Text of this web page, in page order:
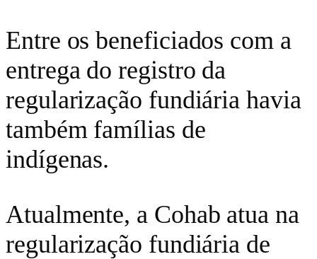
Entre os beneficiados com a
entrega do registro da
regularização fundiária havia
também famílias de
indígenas.
Atualmente, a Cohab atua na
regularização fundiária de